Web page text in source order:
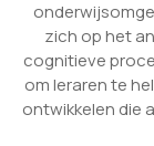
zich op het
cognitieve
om leraren te
ontwikkelen die